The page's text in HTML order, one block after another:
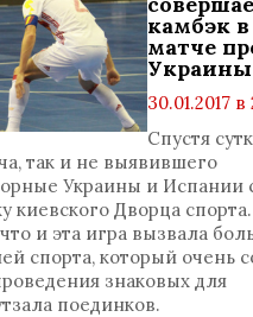
камбэк в
матче
Украины
30.01.2017 в
1399
0
Спустя
так и не выявившего
Украины и Испании
киевского Дворца
и эта игра вызвала
спорта, который очень
знаковых для
поединков.